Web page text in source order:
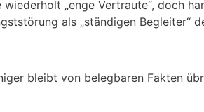
„enge Vertraute“, doch
als „ständigen Begleiter“
bleibt von belegbaren Fakten